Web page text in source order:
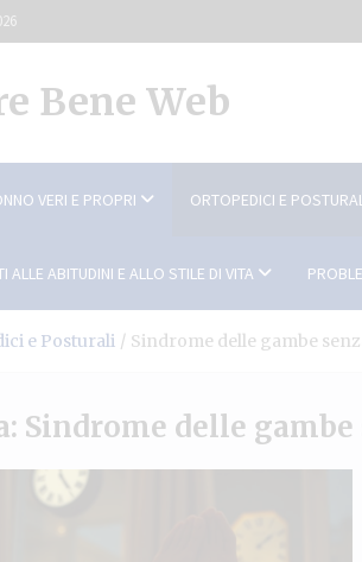
Bene Web
VERI E PROPRI ORTOPEDICI E
ALLE ABITUDINI E ALLO STILE DI VITA
e Posturali Sindrome delle gambe
Sindrome delle